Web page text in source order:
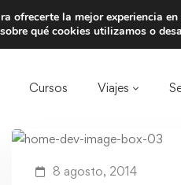
amigo y llevaos un
Cursos Viajes
8 agosto, 2014
ofrecerte la mejor experiencia
qué cookies utilizamos o